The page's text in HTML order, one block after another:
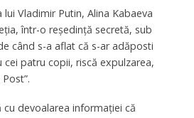
lui Vladimir Putin, Alina Kabaeva
într-o reședință secretă, sub
când s-a aflat că s-ar adăposti
cei patru copii, riscă expulzarea,
cu devoalarea informației că